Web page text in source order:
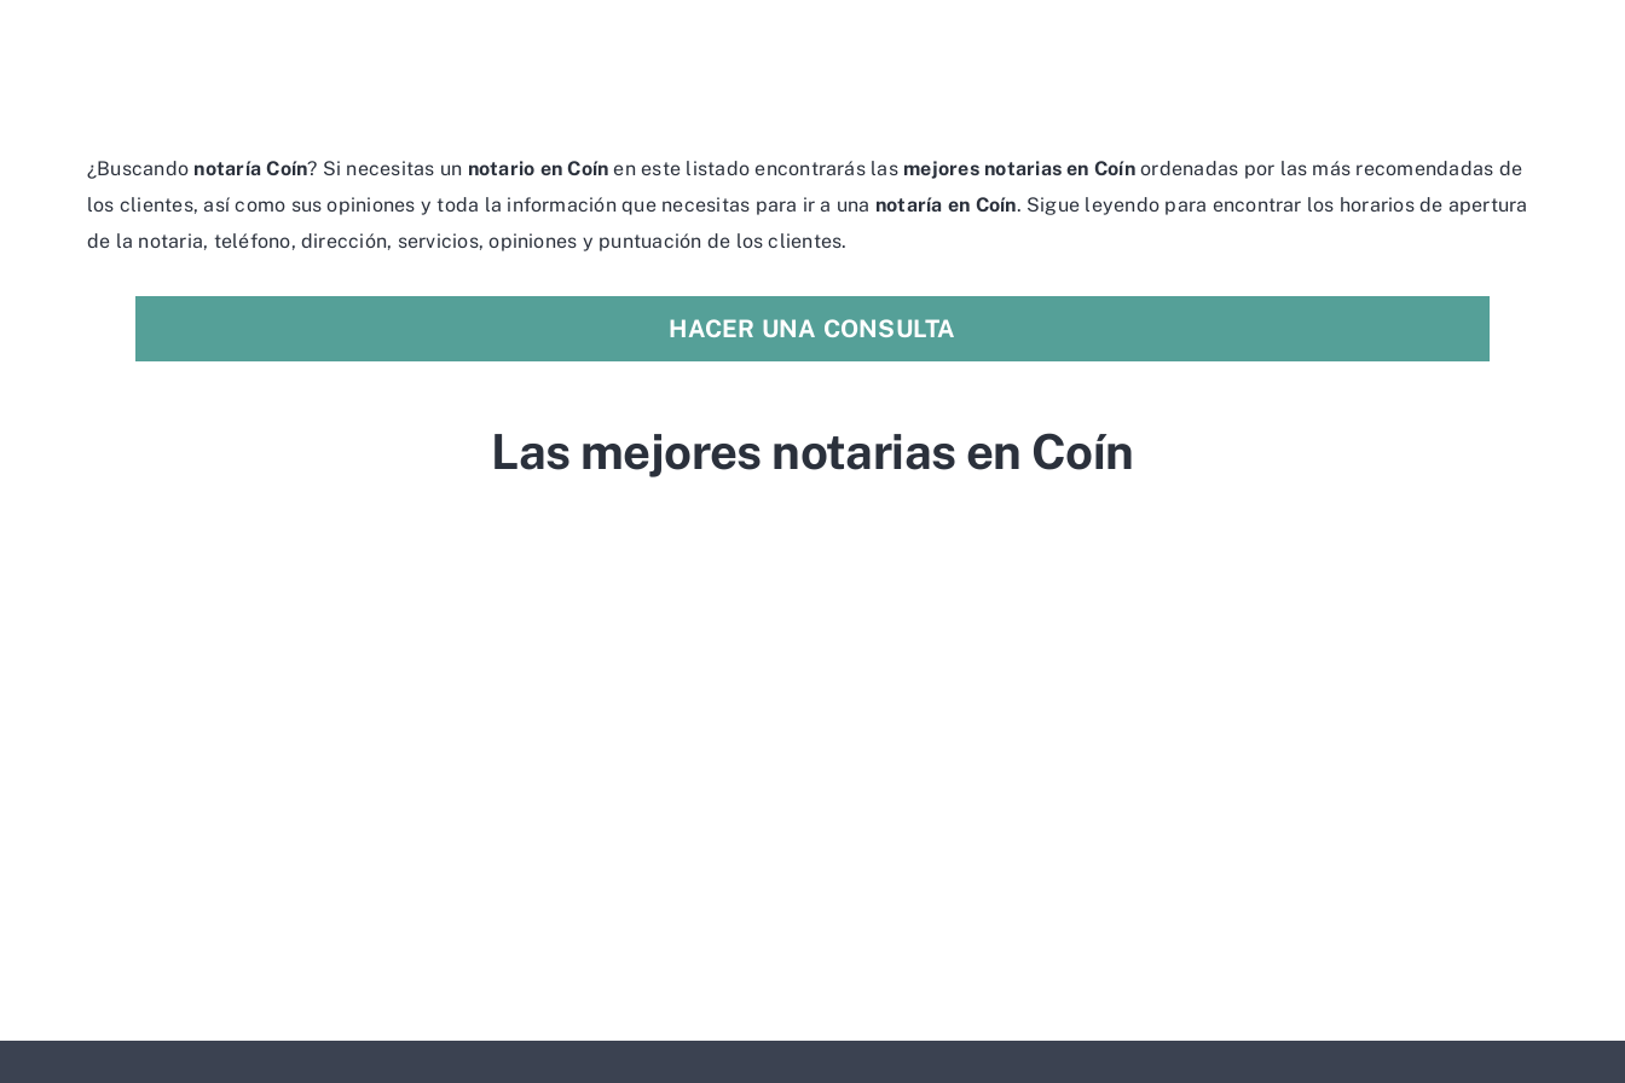
¿Buscando notaría Coín? Si necesitas un notario en Coín en este listado encontrarás las mejores notarias en Coínordenadas por las más recomendadas de
los clientes, así como sus opiniones y toda la información que necesitas para ir a una notaría en Coín. Sigue leyendo para encontrar los horarios de apertura
de la notaria, teléfono, dirección, servicios, opiniones y puntuación de los clientes.
HACER UNA CONSULTA
Las mejores notarias en Coín